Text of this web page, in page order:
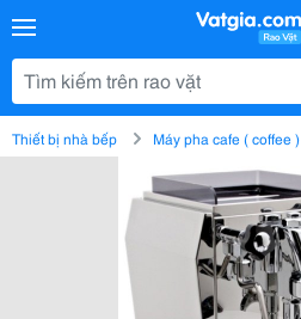
Thiết bị nhà bếp Máy pha cafe ( coffee )